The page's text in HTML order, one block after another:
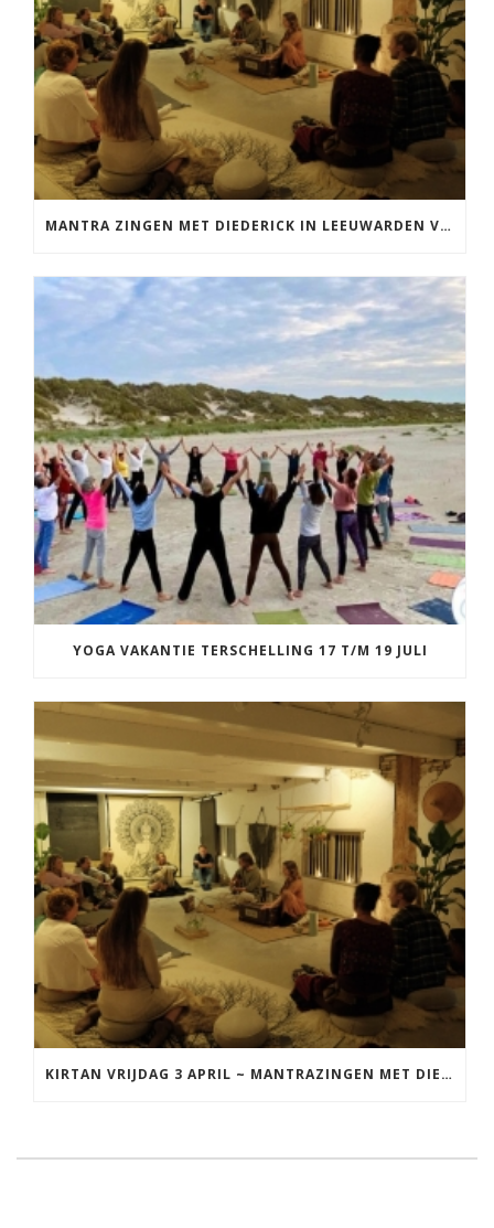
MANTRA ZINGEN MET DIEDERICK IN LEEUWARDEN VRIJDAG 12 JUNI KIRTAN
YOGA VAKANTIE TERSCHELLING 17 T/M 19 JULI
KIRTAN VRIJDAG 3 APRIL ~ MANTRAZINGEN MET DIEDERICK IN LEEUWARDEN